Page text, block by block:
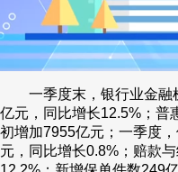
一季度末，银行业金
亿元，同比增长12.5%；普
初增加7955亿元；一季度
元，同比增长0.8%；赔款